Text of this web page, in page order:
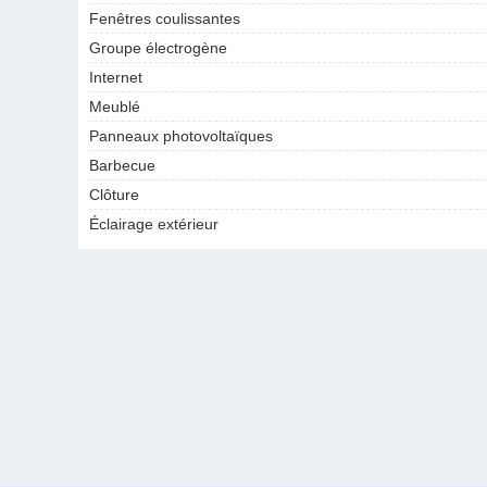
Fenêtres coulissantes
Groupe électrogène
Internet
Meublé
Panneaux photovoltaïques
Barbecue
Clôture
Éclairage extérieur